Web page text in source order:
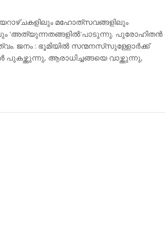
മഹോത്‌സവങ്ങളിലും
'അത്യുന്നതങ്ങളില്‍'പാടുന്നു. പുരോഹിതന്‍
ജനം : ഭൂമിയില്‍ സന്മനസ്‌സുള്ളോര്‍ക്ക്
ആരാധിച്ചങ്ങയെ വാഴ്ത്തുന്നു,